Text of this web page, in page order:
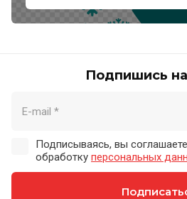
Подпишись
Подписываясь, вы
обработку персональных